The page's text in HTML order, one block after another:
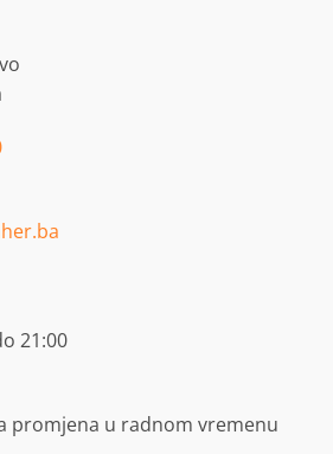
21:00
promjena u radnom vremenu